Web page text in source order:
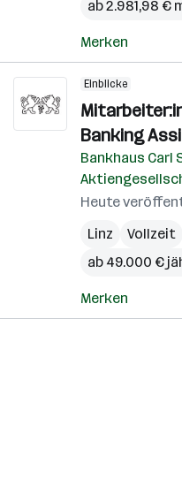
ab 2.981,98 €
Merken
Einblicke
Banking
Bankhaus Carl
Heute
Linz
Vollzeit
ab 49.000 €
Merken